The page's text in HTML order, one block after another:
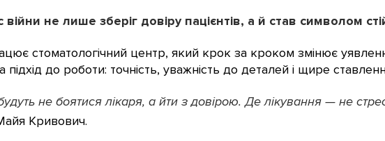
не лише зберіг довіру пацієнтів, а й став символом
стоматологічний центр, який крок за кроком змінює
до роботи: точність, уважність до деталей і щире
не боятися лікаря, а йти з довірою. Де лікування — не
Кривович.